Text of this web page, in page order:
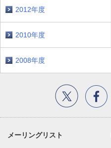
2012年度
2010年度
2008年度
メーリングリスト